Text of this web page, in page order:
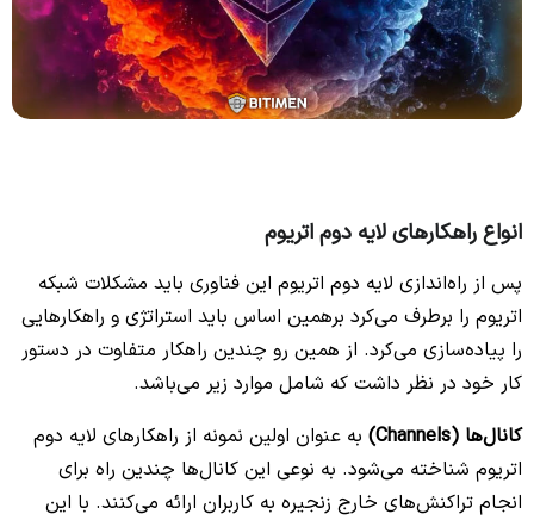
انواع راهکارهای لایه دوم اتریوم
پس از راه‌اندازی لایه دوم اتریوم این فناوری باید مشکلات شبکه
اتریوم را برطرف می‌کرد برهمین اساس باید استراتژی و راهکارهایی
را پیاده‌سازی می‌کرد. از همین رو چندین راهکار متفاوت در دستور
کار خود در نظر داشت که شامل موارد زیر می‌باشد.
کانال‌ها (Channels)
به عنوان اولین نمونه از راهکارهای لایه دوم
اتریوم شناخته می‌شود. به نوعی این کانال‌ها چندین راه برای
انجام تراکنش‌های خارج زنجیره به کاربران ارائه می‌کنند. با این